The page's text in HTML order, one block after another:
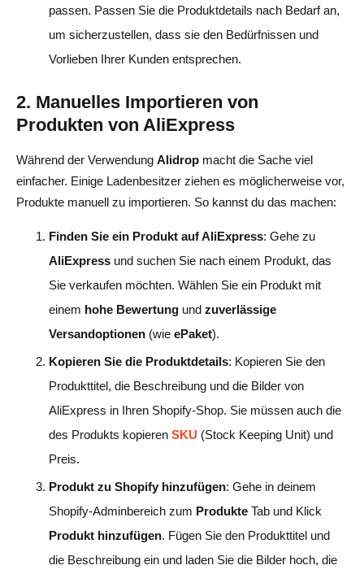
passen. Passen Sie die Produktdetails nach Bedarf an,
um sicherzustellen, dass sie den Bedürfnissen und
Vorlieben Ihrer Kunden entsprechen.
2. Manuelles Importieren von
Produkten von AliExpress
Während der Verwendung Alidrop macht die Sache viel
einfacher. Einige Ladenbesitzer ziehen es möglicherweise vor,
Produkte manuell zu importieren. So kannst du das machen:
Finden Sie ein Produkt auf AliExpress: Gehe zu
AliExpress und suchen Sie nach einem Produkt, das
Sie verkaufen möchten. Wählen Sie ein Produkt mit
einem hohe Bewertung und zuverlässige
Versandoptionen (wie ePaket).
Kopieren Sie die Produktdetails: Kopieren Sie den
Produkttitel, die Beschreibung und die Bilder von
AliExpress in Ihren Shopify-Shop. Sie müssen auch die
des Produkts kopieren SKU (Stock Keeping Unit) und
Preis.
Produkt zu Shopify hinzufügen: Gehe in deinem
Shopify-Adminbereich zum Produkte Tab und Klick
Produkt hinzufügen. Fügen Sie den Produkttitel und
die Beschreibung ein und laden Sie die Bilder hoch, die